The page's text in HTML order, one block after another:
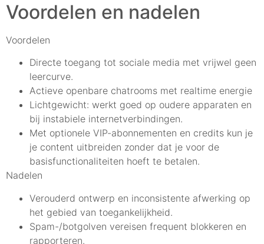
Voordelen en nadelen
Voordelen
Directe toegang tot sociale media met vrijwel geen
leercurve.
Actieve openbare chatrooms met realtime energie
Lichtgewicht: werkt goed op oudere apparaten en
bij instabiele internetverbindingen.
Met optionele VIP-abonnementen en credits kun je
je content uitbreiden zonder dat je voor de
basisfunctionaliteiten hoeft te betalen.
Nadelen
Verouderd ontwerp en inconsistente afwerking op
het gebied van toegankelijkheid.
Spam-/botgolven vereisen frequent blokkeren en
rapporteren.